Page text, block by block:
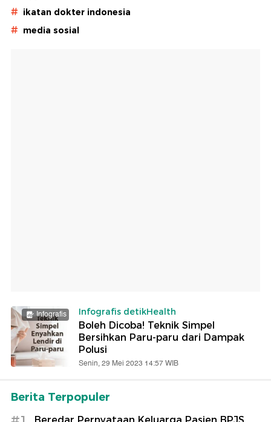
# ikatan dokter indonesia
# media sosial
Infografis Infografis detikHealth
Boleh Dicoba! Teknik Simpel
Bersihkan Paru-paru dari Dampak
Polusi
Senin, 29 Mei 2023 14:57 WIB
Berita Terpopuler